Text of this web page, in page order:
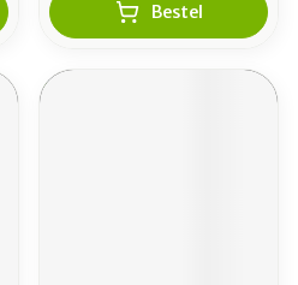
Bestel